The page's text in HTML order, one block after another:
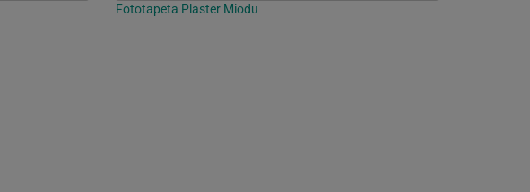
Fototapeta Plaster Miodu